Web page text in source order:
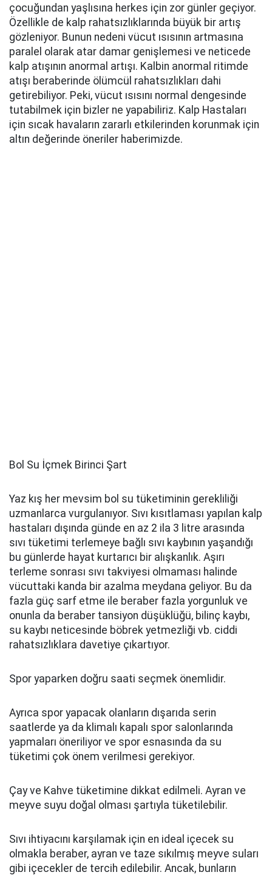
çocuğundan yaşlısına herkes için zor günler geçiyor.
Özellikle de kalp rahatsızlıklarında büyük bir artış
gözleniyor. Bunun nedeni vücut ısısının artmasına
paralel olarak atar damar genişlemesi ve neticede
kalp atışının anormal artışı. Kalbin anormal ritimde
atışı beraberinde ölümcül rahatsızlıkları dahi
getirebiliyor. Peki, vücut ısısını normal dengesinde
tutabilmek için bizler ne yapabiliriz. Kalp Hastaları
için sıcak havaların zararlı etkilerinden korunmak için
altın değerinde öneriler haberimizde.
Bol Su İçmek Birinci Şart
Yaz kış her mevsim bol su tüketiminin gerekliliği
uzmanlarca vurgulanıyor. Sıvı kısıtlaması yapılan kalp
hastaları dışında günde en az 2 ila 3 litre arasında
sıvı tüketimi terlemeye bağlı sıvı kaybının yaşandığı
bu günlerde hayat kurtarıcı bir alışkanlık. Aşırı
terleme sonrası sıvı takviyesi olmaması halinde
vücuttaki kanda bir azalma meydana geliyor. Bu da
fazla güç sarf etme ile beraber fazla yorgunluk ve
onunla da beraber tansiyon düşüklüğü, bilinç kaybı,
su kaybı neticesinde böbrek yetmezliği vb. ciddi
rahatsızlıklara davetiye çıkartıyor.
Spor yaparken doğru saati seçmek önemlidir.
Ayrıca spor yapacak olanların dışarıda serin
saatlerde ya da klimalı kapalı spor salonlarında
yapmaları öneriliyor ve spor esnasında da su
tüketimi çok önem verilmesi gerekiyor.
Çay ve Kahve tüketimine dikkat edilmeli. Ayran ve
meyve suyu doğal olması şartıyla tüketilebilir.
Sıvı ihtiyacını karşılamak için en ideal içecek su
olmakla beraber, ayran ve taze sıkılmış meyve suları
gibi içecekler de tercih edilebilir. Ancak, bunların